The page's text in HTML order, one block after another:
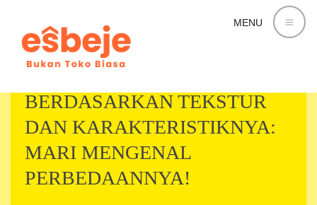
MENU
BERDASARKAN TEKSTUR
DAN KARAKTERISTIKNYA:
MARI MENGENAL
PERBEDAANNYA!